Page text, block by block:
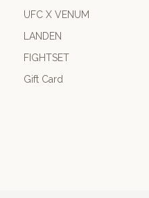
UFC X VENUM
LANDEN
FIGHTSET
Gift Card